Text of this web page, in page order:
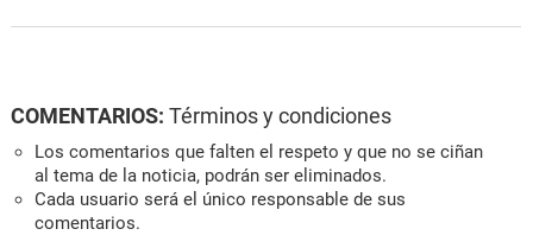
COMENTARIOS: Términos y condiciones
Los comentarios que falten el respeto y que no se ciñan
al tema de la noticia, podrán ser eliminados.
Cada usuario será el único responsable de sus
comentarios.